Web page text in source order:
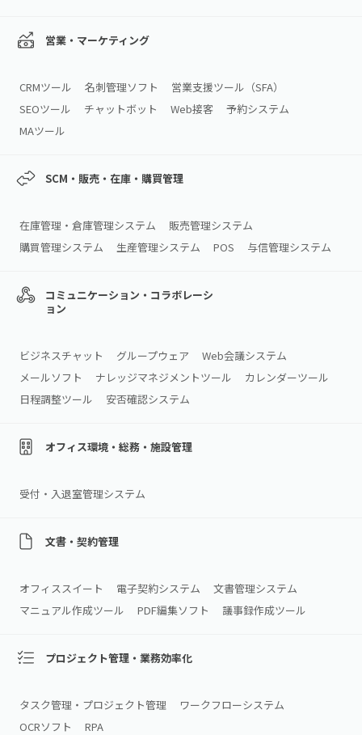
営業・マーケティング
CRMツール 名刺管理ソフト
営業支援ツール（SFA）
SEOツール
チャットボット Web接客
予約システム
MAツール
SCM・販売・在庫・購買管理
在庫管理・倉庫管理システム
販売管理システム
購買管理システム
生産管理システム POS 与信管理システム
コミュニケーション・コラボレーシ
ョン
ビジネスチャット グループウェア
Web会議システム
メールソフト
ナレッジマネジメントツール
カレンダーツール
日程調整ツール
安否確認システム
オフィス環境・総務・施設管理
受付・入退室管理システム
文書・契約管理
オフィススイート 電子契約システム
文書管理システム
マニュアル作成ツール
PDF編集ソフト 議事録作成ツール
プロジェクト管理・業務効率化
タスク管理・プロジェクト管理
ワークフローシステム
OCRソフト
RPA